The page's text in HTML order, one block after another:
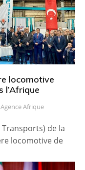
locomotive
l’Afrique
Agence Afrique
de la
locomotive de